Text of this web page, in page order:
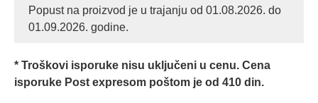
bila:
1,700.00 RSD.
1,300.00
Popust na proizvod je u trajanju od 01.08.2026. do
01.09.2026. godine.
* Troškovi isporuke nisu uključeni u cenu. Cena
isporuke Post expresom poštom je od 410 din.